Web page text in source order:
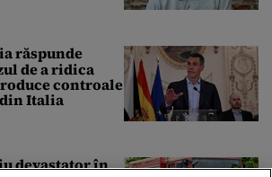
răspunde
de a ridica
controale
Italia
devastator în